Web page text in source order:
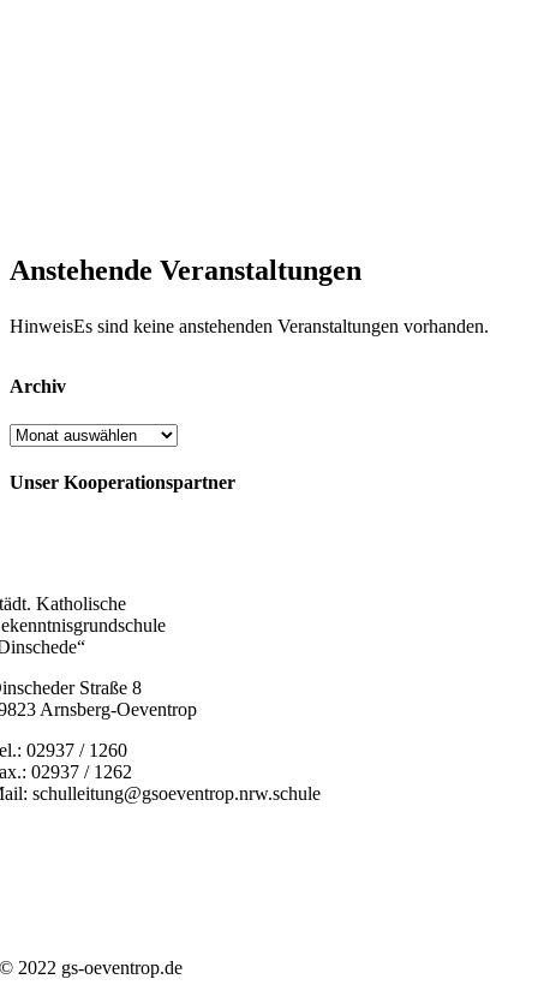
Anstehende Veranstaltungen
HinweisEs sind keine anstehenden Veranstaltungen vorhanden.
Archiv
Archiv
Unser Kooperationspartner
Katholische
Straße 8
Arnsberg-Oeventrop
02937 / 1260
02937 / 1262
schulleitung@gsoeventrop.nrw.schule
© 2022 gs-oeventrop.de